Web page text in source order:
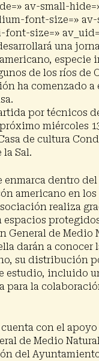
av-small-
font-size=»
size=»
una
especie
de los ríos de
ha comenzado a
por técnicos
miércoles
de cultura
la Sal.
enmarca dentro
americano en los
realiza
espacios
General de Medio
darán a conocer
su distribución
estudio, incluido
para la
con el apoyo
de Medio
del